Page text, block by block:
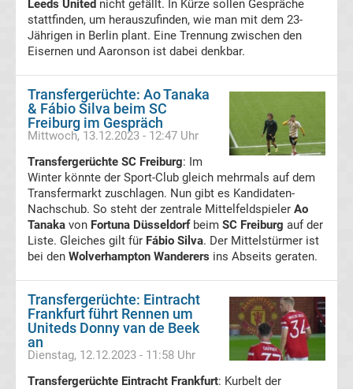
Tabelle
Ergebnisse
2.
Liga
Ergebnisse
3.
Liga
Ergebnisse
3.
Leeds United nicht gefällt. In Kürze sollen Gespräche
stattfinden, um herauszufinden, wie man mit dem 23-
Jährigen in Berlin plant. Eine Trennung zwischen den
Eisernen und Aaronson ist dabei denkbar.
Transfergerüchte: Ao Tanaka
& Fábio Silva beim SC
Freiburg im Gespräch
Mittwoch, 13.12.2023 - 12:47 Uhr
Transfergerüchte SC Freiburg: Im
Winter könnte der Sport-Club gleich mehrmals auf dem
Transfermarkt zuschlagen. Nun gibt es Kandidaten-
Nachschub. So steht der zentrale Mittelfeldspieler Ao
Tanaka von Fortuna Düsseldorfbeim SC Freiburg auf der
Liste. Gleiches gilt für Fábio Silva. Der Mittelstürmer ist
bei den Wolverhampton Wanderers ins Abseits geraten.
Transfergerüchte: Eintracht
Frankfurt führt Rennen um
Uniteds Donny van de Beek
an
Dienstag, 12.12.2023 - 11:58 Uhr
Transfergerüchte Eintracht Frankfurt: Kurbelt der